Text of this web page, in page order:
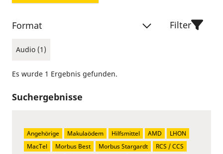
Format
Audio (1)
Filter
Es wurde 1 Ergebnis gefunden.
Suchergebnisse
Angehörige Makulaödem Hilfsmittel AMD
LHON
MacTel
Morbus Best Morbus Stargardt
RCS / CCS